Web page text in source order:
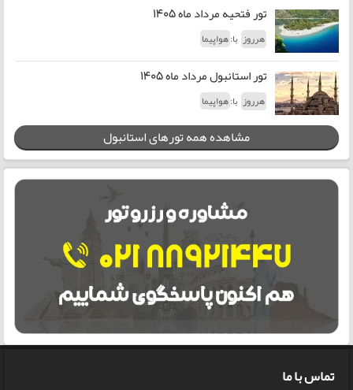
تور فتحیه مرداد ماه 1405
هرروز با:هواپیما
تور استانبول مرداد ماه 1405
هرروز با:هواپیما
مشاهده همه تورهای استانبول
تماس با ما